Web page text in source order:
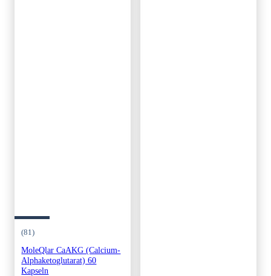
(81)
MoleQlar CaAKG (Calcium-
Alphaketoglutarat) 60
Kapseln